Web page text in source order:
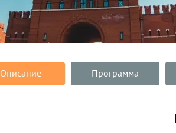
Описание Программа